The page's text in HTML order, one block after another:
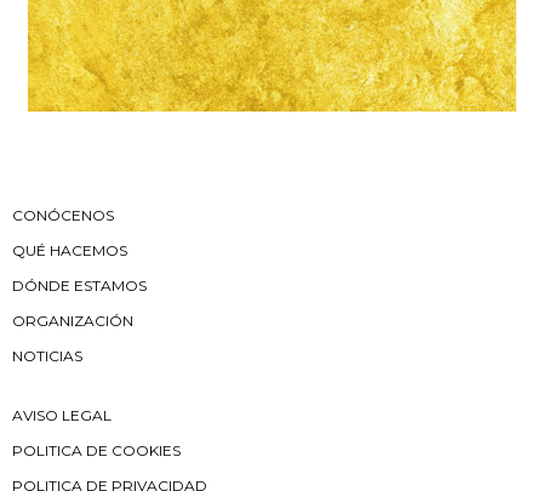
CONÓCENOS
QUÉ HACEMOS
DÓNDE ESTAMOS
ORGANIZACIÓN
NOTICIAS
AVISO LEGAL
POLITICA DE COOKIES
POLITICA DE PRIVACIDAD